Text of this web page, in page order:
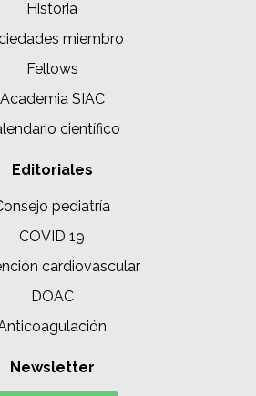
Historia
miembro
Fellows
Academia SIAC
científico
Editoriales
pediatría
COVID 19
cardiovascular
DOAC
Newsletter